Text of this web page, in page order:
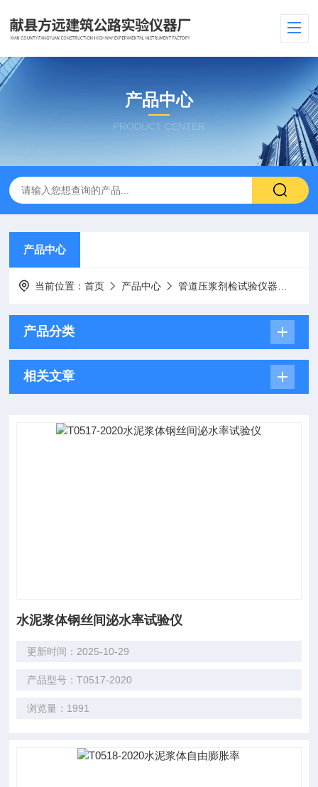
产品中心
PRODUCT CENTER
产品中心
当前位置：首页 产品中心 管道压浆剂检试验仪器
产品分类
相关文章
水泥浆体钢丝间泌水率试验仪
更新时间：2025-10-29
产品型号：T0517-2020
浏览量：1991